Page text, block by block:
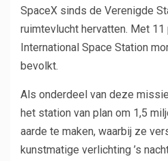
SpaceX sinds de Verenigde
ruimtevlucht hervatten. Met
International Space Station
bevolkt.
Als onderdeel van deze
het station van plan om 1,5
aarde te maken, waarbij ze
kunstmatige verlichting ’s